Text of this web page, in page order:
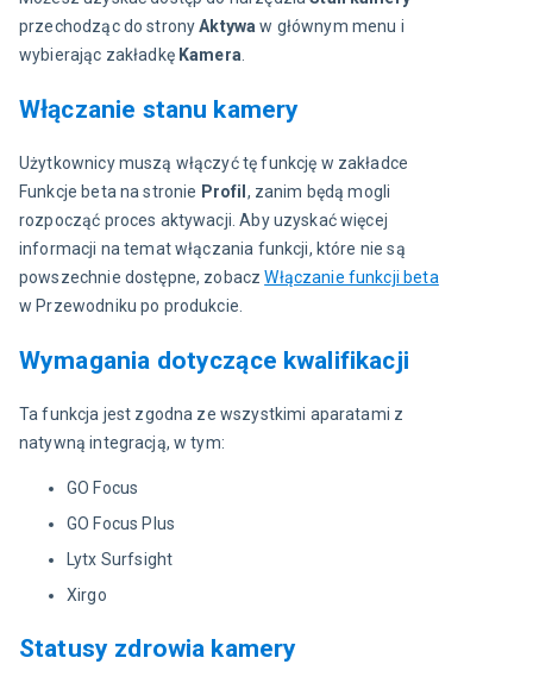
przechodząc do strony Aktywa w głównym menu i
wybierając zakładkę Kamera.
Włączanie stanu kamery
Użytkownicy muszą włączyć tę funkcję w zakładce
Funkcje beta na stronie Profil , zanim będą mogli
rozpocząć proces aktywacji. Aby uzyskać więcej
informacji na temat włączania funkcji, które nie są
powszechnie dostępne, zobacz Włączanie funkcji beta
w Przewodniku po produkcie.
Wymagania dotyczące kwalifikacji
Ta funkcja jest zgodna ze wszystkimi aparatami z
natywną integracją, w tym:
GO Focus
GO Focus Plus
Lytx Surfsight
Xirgo
Statusy zdrowia kamery